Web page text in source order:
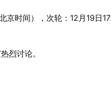
京时间），次轮：12月19日
烈讨论。